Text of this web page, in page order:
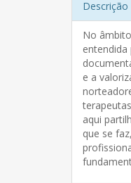
Descrição
No
e a
aqui
que se